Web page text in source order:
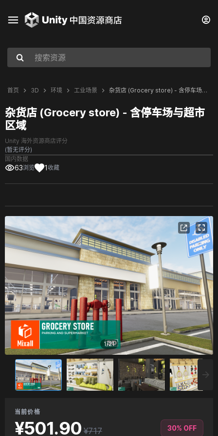
首页 3D 环境 工业场景 杂货店 (Grocery store) - 含停车场与超市区域
杂货店 (Grocery store) - 含停车场与超市
区域
Unity 海外资源商店评分
(暂无评分)
国内数据
63浏览 1 收藏
1/21
当前价格
¥501.90 ¥717 30% OFF